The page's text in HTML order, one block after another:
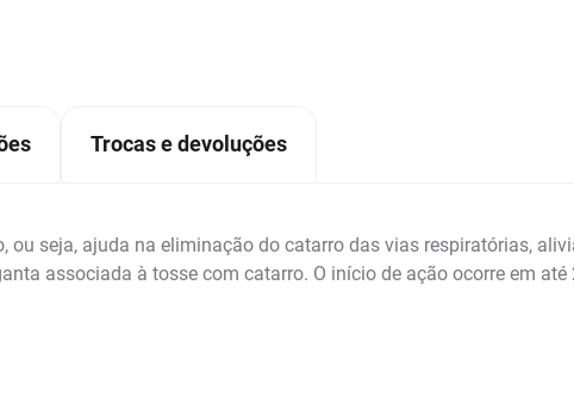
Trocas e devoluções
ou seja, ajuda na eliminação do catarro das vias respiratórias,
associada à tosse com catarro. O início de ação ocorre em até